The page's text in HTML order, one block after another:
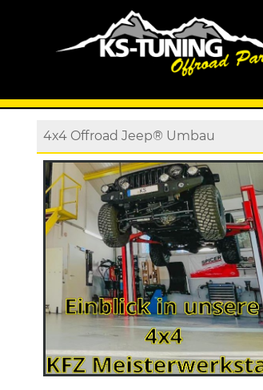
4x4 Offroad Jeep® Umbau